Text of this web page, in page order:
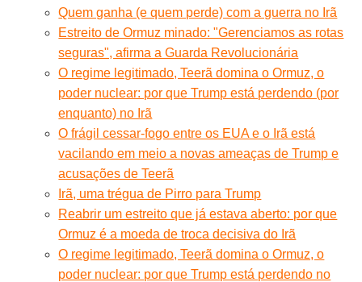
Quem ganha (e quem perde) com a guerra no Irã
Estreito de Ormuz minado: "Gerenciamos as rotas
seguras", afirma a Guarda Revolucionária
O regime legitimado, Teerã domina o Ormuz, o
poder nuclear: por que Trump está perdendo (por
enquanto) no Irã
O frágil cessar-fogo entre os EUA e o Irã está
vacilando em meio a novas ameaças de Trump e
acusações de Teerã
Irã, uma trégua de Pirro para Trump
Reabrir um estreito que já estava aberto: por que
Ormuz é a moeda de troca decisiva do Irã
O regime legitimado, Teerã domina o Ormuz, o
poder nuclear: por que Trump está perdendo no